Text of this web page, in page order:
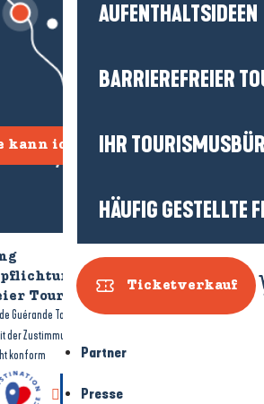
AUFENTHALTSIDEEN
BARRIEREFREIER
IHR
HÄUFIG GESTELLTE
Ticketverkauf
Partner
Presse
kann ich kommen?
Wer sind wir?
Tourismus
Guérande Tourismus-Rechtliche Hinweise-
der Zustimmung
konform